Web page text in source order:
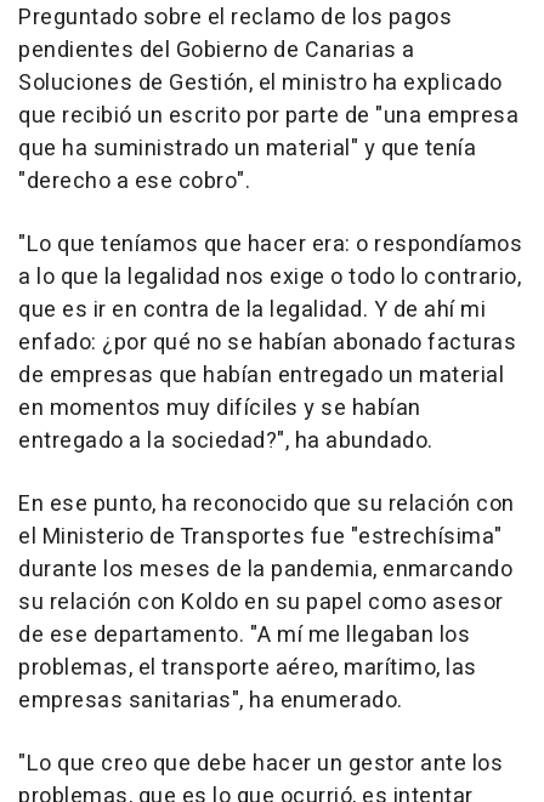
Preguntado sobre el reclamo de los pagos
pendientes del Gobierno de Canarias a
Soluciones de Gestión, el ministro ha explicado
que recibió un escrito por parte de "una empresa
que ha suministrado un material" y que tenía
"derecho a ese cobro".
"Lo que teníamos que hacer era: o respondíamos
a lo que la legalidad nos exige o todo lo contrario,
que es ir en contra de la legalidad. Y de ahí mi
enfado: ¿por qué no se habían abonado facturas
de empresas que habían entregado un material
en momentos muy difíciles y se habían
entregado a la sociedad?", ha abundado.
En ese punto, ha reconocido que su relación con
el Ministerio de Transportes fue "estrechísima"
durante los meses de la pandemia, enmarcando
su relación con Koldo en su papel como asesor
de ese departamento. "A mí me llegaban los
problemas, el transporte aéreo, marítimo, las
empresas sanitarias", ha enumerado.
"Lo que creo que debe hacer un gestor ante los